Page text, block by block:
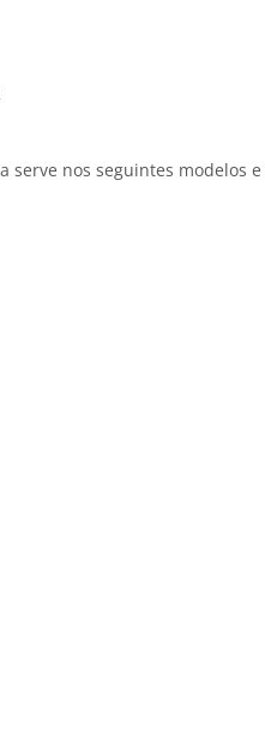
serve nos seguintes modelos